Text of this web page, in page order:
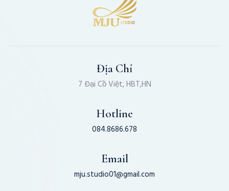
Địa Chỉ
7 Đại Cồ Việt, HBT,HN
Hotline
084.8686.678
Email
mju.studio01@gmail.com